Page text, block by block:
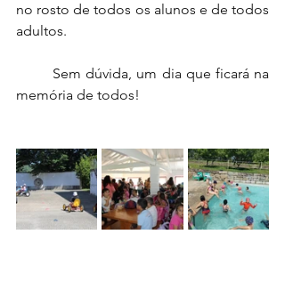
no rosto de todos os alunos e de todos
adultos.
memória de todos!